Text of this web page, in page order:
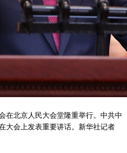
北京人民大会堂隆重举行。中共中
大会上发表重要讲话。新华社记者